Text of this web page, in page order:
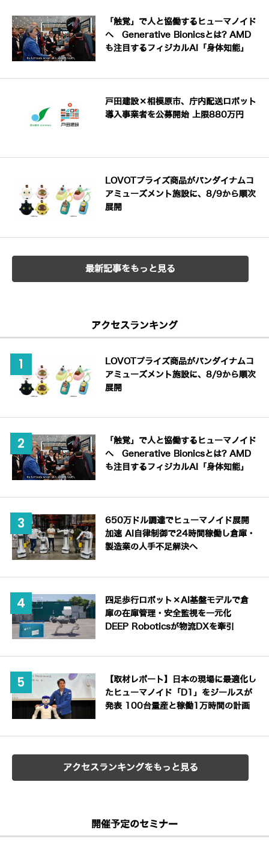
「触覚」で人と協働するヒューマノイド
へ Generative Bionicsとは? AMD
も注目するフィジカルAI「身体知能」
戸田建設×相模原市、庁内配送ロボット
導入事業者を公募開始 上限880万円
LOVOTプライズ商品がバンダイナムコ
アミューズメント施設に、8/9から順次
展開
最新記事をもっと見る
アクセスランキング
LOVOTプライズ商品がバンダイナムコ
アミューズメント施設に、8/9から順次
展開
「触覚」で人と協働するヒューマノイド
へ Generative Bionicsとは? AMD
も注目するフィジカルAI「身体知能」
650万ドル調達でヒューマノイド展開
加速 AI自律制御で24時間稼働し倉庫・
製造業の人手不足解決へ
四足歩行ロボット×AI基盤モデルで倉
庫の在庫管理・安全監視を一元化
DEEP Roboticsが物流DXを牽引
【取材レポート】日本の現場に最適化し
たヒューマノイド「D1」をジールスが
発表 100台量産と稼働1万時間の計画
アクセスランキングをもっと見る
開催予定のセミナー